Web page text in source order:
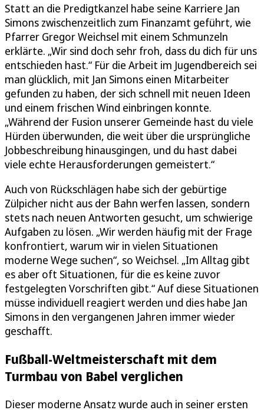
Statt an die Predigtkanzel habe seine Karriere Jan
Simons zwischenzeitlich zum Finanzamt geführt, wie
Pfarrer Gregor Weichsel mit einem Schmunzeln
erklärte. „Wir sind doch sehr froh, dass du dich für uns
entschieden hast.“ Für die Arbeit im Jugendbereich sei
man glücklich, mit Jan Simons einen Mitarbeiter
gefunden zu haben, der sich schnell mit neuen Ideen
und einem frischen Wind einbringen konnte.
„Während der Fusion unserer Gemeinde hast du viele
Hürden überwunden, die weit über die ursprüngliche
Jobbeschreibung hinausgingen, und du hast dabei
viele echte Herausforderungen gemeistert.“
Auch von Rückschlägen habe sich der gebürtige
Zülpicher nicht aus der Bahn werfen lassen, sondern
stets nach neuen Antworten gesucht, um schwierige
Aufgaben zu lösen. „Wir werden häufig mit der Frage
konfrontiert, warum wir in vielen Situationen
moderne Wege suchen“, so Weichsel. „Im Alltag gibt
es aber oft Situationen, für die es keine zuvor
festgelegten Vorschriften gibt.“ Auf diese Situationen
müsse individuell reagiert werden und dies habe Jan
Simons in den vergangenen Jahren immer wieder
geschafft.
Fußball-Weltmeisterschaft mit dem
Turmbau von Babel verglichen
Dieser moderne Ansatz wurde auch in seiner ersten